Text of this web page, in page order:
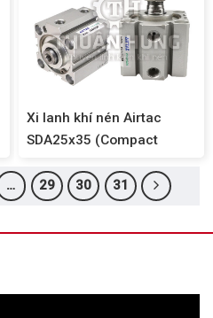
Xi lanh khí nén Airtac
SDA25x35 (Compact
… 29 30 31